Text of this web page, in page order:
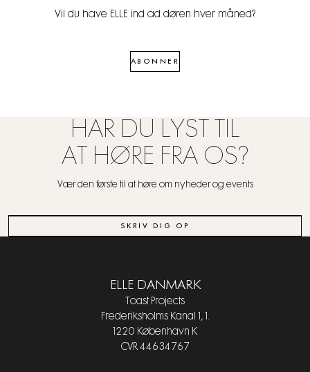
Vil du have ELLE ind ad døren hver måned?
ABONNER
HAR DU LYST TIL
AT HØRE FRA OS?
Vær den første til at høre om nyheder og events
SKRIV DIG OP
ELLE DANMARK
Toast Projects
Frederiksholms Kanal 1, 1.
1220 København K
CVR 44634767